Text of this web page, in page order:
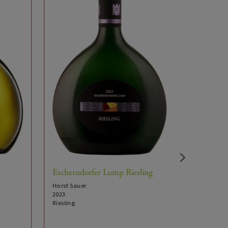
Escherndorfer Lump Riesling
Horst Sauer
2023
Riesling